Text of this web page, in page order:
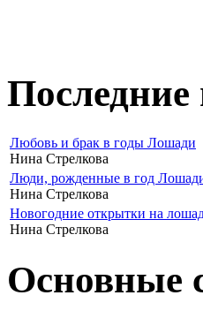
Любовь и брак в годы Лошади
Нина Стрелкова
Люди, рожденные в год
Нина Стрелкова
Новогодние открытки на
Нина Стрелкова
Основные